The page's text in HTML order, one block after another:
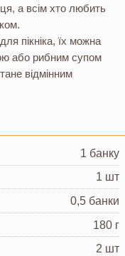
а всім хто любить
пікніка, їх можна
або рибним супом
відмінним
1 банку
1 шт
0,5 банки
180 г
2 шт